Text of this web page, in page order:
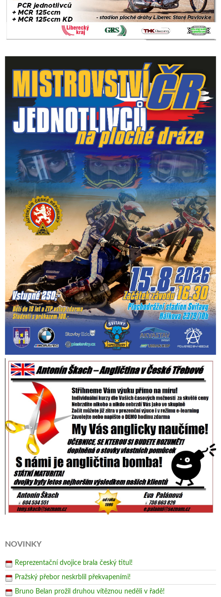
NOVINKY
Reprezentační dvojice brala český titul!
Pražský přebor neskrblil překvapeními!
Bruno Belan prožil druhou vítěznou neděli v řadě!